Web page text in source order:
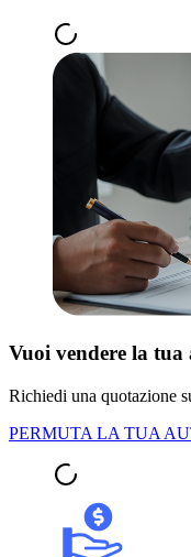
Vuoi vendere la tua
Richiedi una quotazione
PERMUTA LA TUA